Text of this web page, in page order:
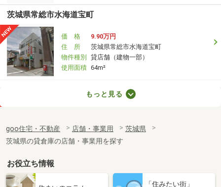
茨城県常総市水海道宝町
価 格
9.90万円
住 所
茨城県常総市水海道宝町
物件種別
貸店舗（建物一部）
使用面積 64m²
物件種別 貸地
土地面積 437.99m²
茨城県土浦市川口１丁目
もっと見る
goo住宅・不動産 店舗・事業用
茨城県
茨城県の貸倉庫の店舗・事業用を探す
お役立ち情報
「住みたい街」